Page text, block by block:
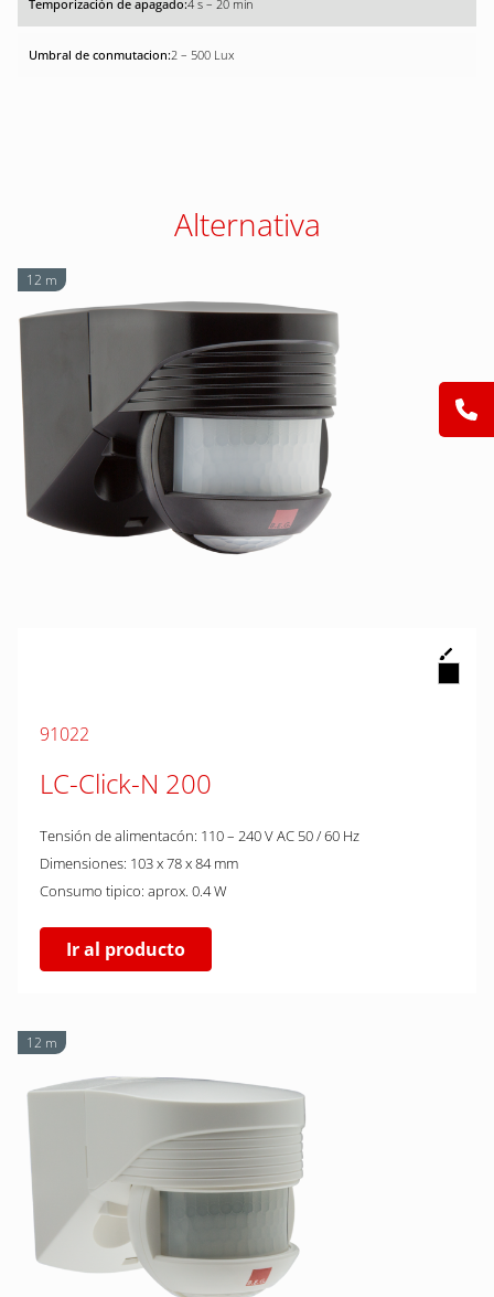
4 s – 20 min
2 – 500 Lux
Alternativa
12 m
91022
LC-Click-N 200
Tensión de alimentacón: 110 – 240 V AC 50 / 60 Hz
Dimensiones: 103 x 78 x 84 mm
Consumo tipico: aprox. 0.4 W
Ir al producto
12 m